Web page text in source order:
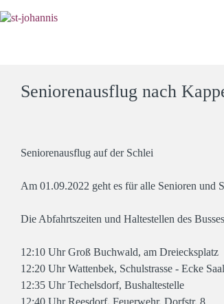
Seniorenausflug nach
Seniorenausflug auf der Schlei
Am 01.09.2022 geht es für alle Senioren und
Die Abfahrtszeiten und Haltestellen des
12:10 Uhr Groß Buchwald, am Dreiecksplatz
12:20 Uhr Wattenbek, Schulstrasse - Ecke
12:35 Uhr Techelsdorf, Bushaltestelle